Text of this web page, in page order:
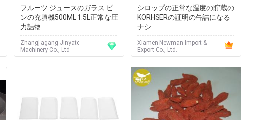
フルーツ ジュースのガラス ビ
ンの充填機500ML 1.5L正常な圧
力詰物
Zhangjiagang Jinyate
Machinery Co., Ltd
シロップの正常な温度の貯蔵の
KORHSERの証明の缶詰になる
ナシ
Xiamen Newman Import &
Export Co., Ltd.